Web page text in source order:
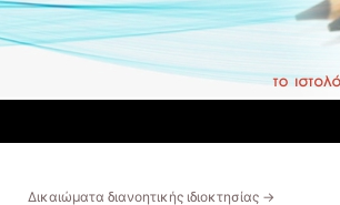
Δικαιώματα διανοητικής ιδιοκτησίας →